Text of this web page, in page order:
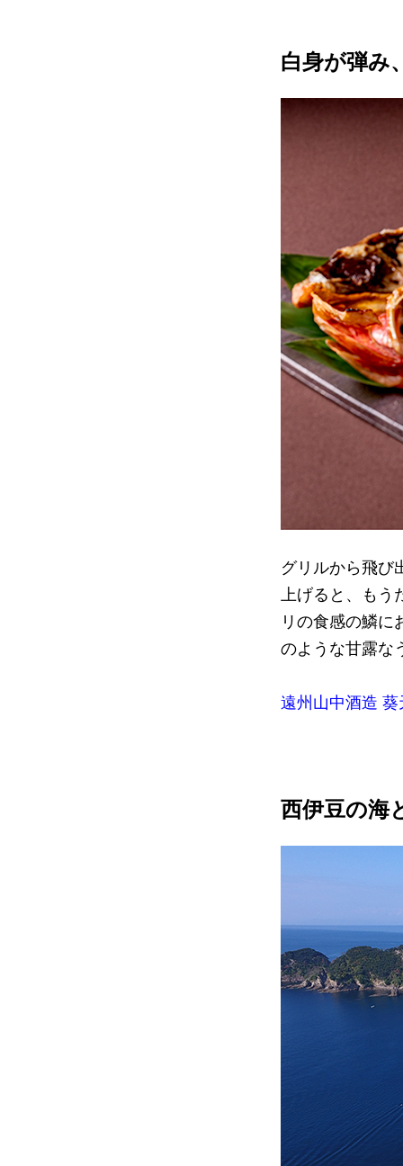
白身が弾み
グリルから飛び
上げると、も
リの食感の鱗
のような甘露な
遠州山中酒造
西伊豆の海